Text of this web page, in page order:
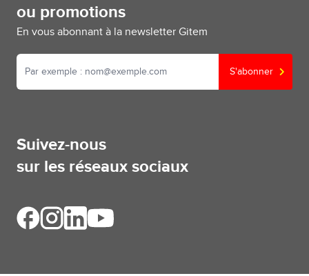
ou promotions
En vous abonnant à la newsletter Gitem
S'abonner
Suivez-nous
sur les réseaux sociaux